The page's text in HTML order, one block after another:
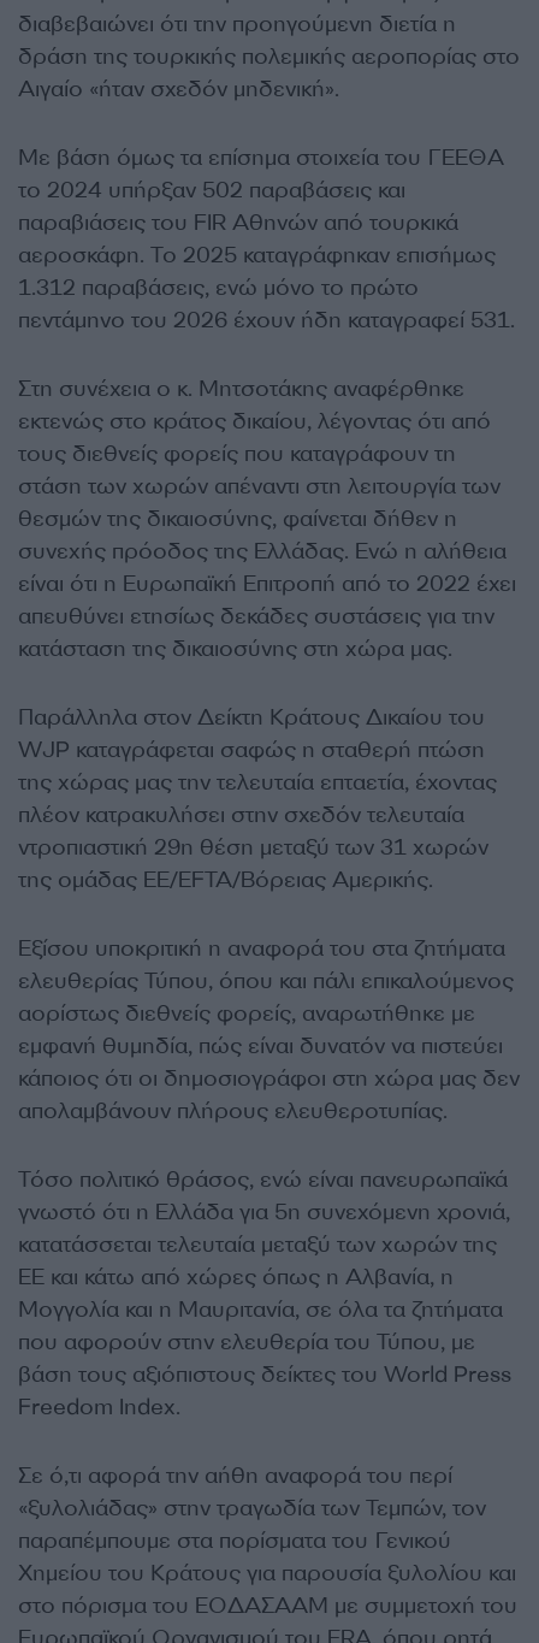
διαβεβαιώνει ότι την προηγούμενη διετία η
δράση της τουρκικής πολεμικής αεροπορίας στο
Αιγαίο «ήταν σχεδόν μηδενική».
Με βάση όμως τα επίσημα στοιχεία του ΓΕΕΘΑ
το 2024 υπήρξαν 502 παραβάσεις και
παραβιάσεις του FIR Αθηνών από τουρκικά
αεροσκάφη. Το 2025 καταγράφηκαν επισήμως
1.312 παραβάσεις, ενώ μόνο το πρώτο
πεντάμηνο του 2026 έχουν ήδη καταγραφεί 531.
Στη συνέχεια ο κ. Μητσοτάκης αναφέρθηκε
εκτενώς στο κράτος δικαίου, λέγοντας ότι από
τους διεθνείς φορείς που καταγράφουν τη
στάση των χωρών απέναντι στη λειτουργία των
θεσμών της δικαιοσύνης, φαίνεται δήθεν η
συνεχής πρόοδος της Ελλάδας. Ενώ η αλήθεια
είναι ότι η Ευρωπαϊκή Επιτροπή από το 2022 έχει
απευθύνει ετησίως δεκάδες συστάσεις για την
κατάσταση της δικαιοσύνης στη χώρα μας.
Παράλληλα στον Δείκτη Κράτους Δικαίου του
WJP καταγράφεται σαφώς η σταθερή πτώση
της χώρας μας την τελευταία επταετία, έχοντας
πλέον κατρακυλήσει στην σχεδόν τελευταία
ντροπιαστική 29η θέση μεταξύ των 31 χωρών
της ομάδας ΕΕ/EFTA/Βόρειας Αμερικής.
Εξίσου υποκριτική η αναφορά του στα ζητήματα
ελευθερίας Τύπου, όπου και πάλι επικαλούμενος
αορίστως διεθνείς φορείς, αναρωτήθηκε με
εμφανή θυμηδία, πώς είναι δυνατόν να πιστεύει
κάποιος ότι οι δημοσιογράφοι στη χώρα μας δεν
απολαμβάνουν πλήρους ελευθεροτυπίας.
Τόσο πολιτικό θράσος, ενώ είναι πανευρωπαϊκά
γνωστό ότι η Ελλάδα για 5η συνεχόμενη χρονιά,
κατατάσσεται τελευταία μεταξύ των χωρών της
ΕΕ και κάτω από χώρες όπως η Αλβανία, η
Μογγολία και η Μαυριτανία, σε όλα τα ζητήματα
που αφορούν στην ελευθερία του Τύπου, με
βάση τους αξιόπιστους δείκτες του World Press
Freedom Index.
Σε ό,τι αφορά την αήθη αναφορά του περί
«ξυλολιάδας» στην τραγωδία των Τεμπών, τον
παραπέμπουμε στα πορίσματα του Γενικού
Χημείου του Κράτους για παρουσία ξυλολίου και
στο πόρισμα του ΕΟΔΑΣΑΑΜ με συμμετοχή του